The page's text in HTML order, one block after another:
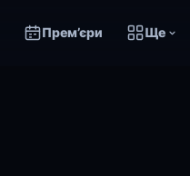
Прем’єри Ще